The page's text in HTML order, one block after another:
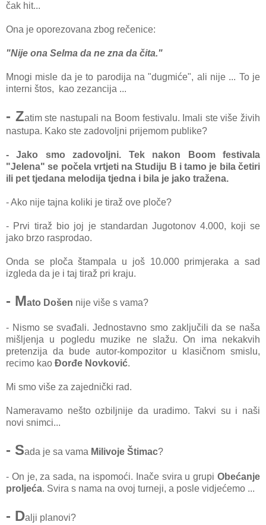
čak hit...
Ona je oporezovana zbog rečenice:
"Nije ona Selma da ne zna da čita."
Mnogi misle da je to parodija na "dugmiće", ali nije ... To je
interni štos, kao zezancija ...
- Zatim ste nastupali na Boom festivalu. Imali ste više živih
nastupa. Kako ste zadovoljni prijemom publike?
- Jako smo zadovoljni. Tek nakon Boom festivala
"Jelena" se počela vrtjeti na Studiju B i tamo je bila četiri
ili pet tjedana melodija tjedna i bila je jako tražena.
- Ako nije tajna koliki je tiraž ove ploče?
- Prvi tiraž bio joj je standardanJugotonov 4.000, koji se
jako brzo rasprodao.
Onda se ploča štampala u još 10.000 primjeraka a sad
izgleda da je i taj tiraž pri kraju.
- Mato Došen nije više s vama?
- Nismo se svađali. Jednostavno smo zaključili da se naša
mišljenja u pogledu muzike ne slažu. On ima nekakvih
pretenzija da bude autor-kompozitor u klasičnom smislu,
recimo kao Đorđe Novković.
Mi smo više za zajednički rad.
Nameravamo nešto ozbiljnije da uradimo. Takvi su i naši
novi snimci...
- Sada je sa vama Milivoje Štimac?
- On je, za sada, na ispomoći. Inače svira u grupi Obećanje
proljeća. Svira s nama na ovoj turneji, a posle vidjećemo ...
- Dalji planovi?